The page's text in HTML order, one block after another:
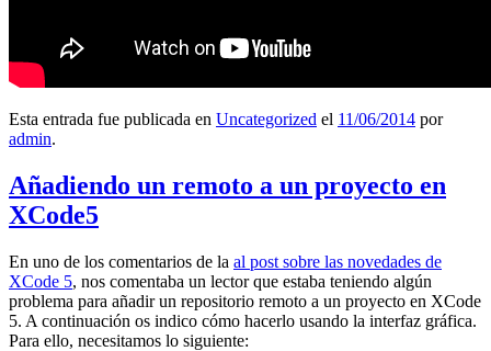
Esta entrada fue publicada en Uncategorized el 11/06/2014 por
admin.
Añadiendo un remoto a un proyecto en
XCode5
En uno de los comentarios de la al post sobre las novedades de
XCode 5, nos comentaba un lector que estaba teniendo algún
problema para añadir un repositorio remoto a un proyecto en XCode
5. A continuación os indico cómo hacerlo usando la interfaz gráfica.
Para ello, necesitamos lo siguiente: